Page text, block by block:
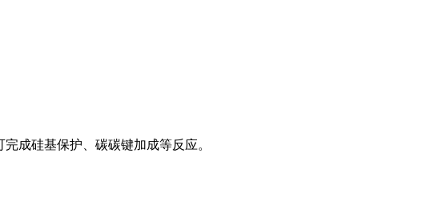
成硅基保护、碳碳键加成等反应。